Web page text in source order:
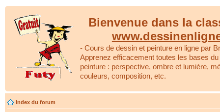
Bienvenue dans la
- Cours de dessin et peinture en ligne par
Apprenez efficacement toutes les bases
peinture : perspective, ombre et lumière,
couleurs, composition, etc.
Index du forum